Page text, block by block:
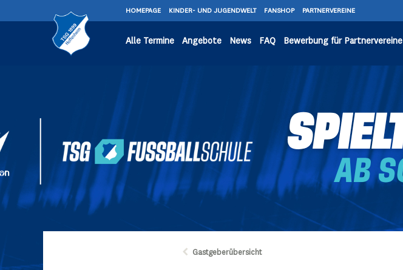
HOMEPAGE KINDER- UND JUGENDWELT FANSHOP PARTNERVEREINE
Alle Termine Angebote News FAQ Bewerbung für Partnervereine
Gastgeberübersicht